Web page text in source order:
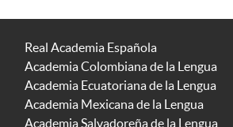
Real Academia Española
Academia Colombiana de la Lengua
Academia Ecuatoriana de la Lengua
Academia Mexicana de la Lengua
Academia Salvadoreña de la Lengua